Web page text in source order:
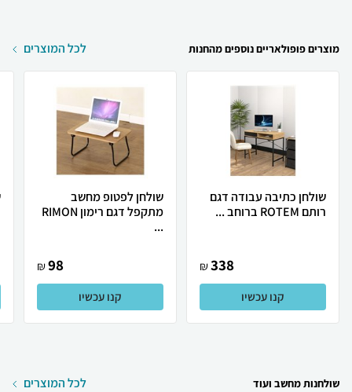
מוצרים פופולאריים נוספים מהחנות לכל המוצרים
שולחן כתיבה עבודה דגם
רותם ROTEM ברוחב ...
338
₪
קנו עכשיו
שולחן לפטופ מחשב
מתקפל דגם רימון RIMON
...
98
₪
קנו עכשיו
שולחנות מחשב ועוד לכל המוצרים